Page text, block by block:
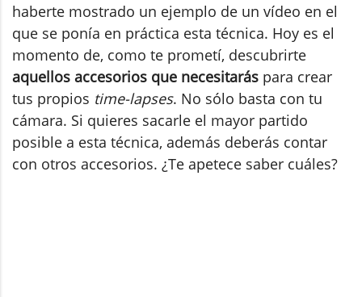
haberte mostrado un ejemplo de un vídeo en el
que se ponía en práctica esta técnica. Hoy es el
momento de, como te prometí, descubrirte
aquellos accesorios que necesitarás para crear
tus propios time-lapses. No sólo basta con tu
cámara. Si quieres sacarle el mayor partido
posible a esta técnica, además deberás contar
con otros accesorios. ¿Te apetece saber cuáles?